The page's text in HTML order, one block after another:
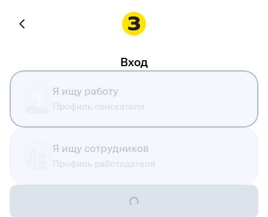
Вход
Я ищу работу
Профиль соискателя
Я ищу сотрудников
Профиль работодателя